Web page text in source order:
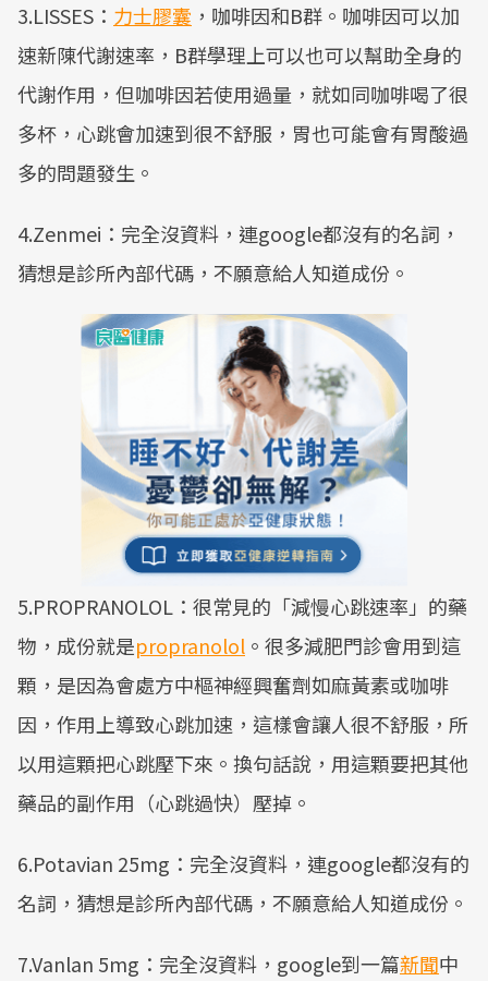
3.LISSES： 力士膠囊 ，咖啡因和B群。咖啡因可以加
速新陳代謝速率，B群學理上可以也可以幫助全身的
代謝作用，但咖啡因若使用過量，就如同咖啡喝了很
多杯，心跳會加速到很不舒服，胃也可能會有胃酸過
多的問題發生。
4.Zenmei：完全沒資料，連google都沒有的名詞，
猜想是診所內部代碼，不願意給人知道成份。
5.PROPRANOLOL：很常見的「減慢心跳速率」的藥
物，成份就是propranolol 。很多減肥門診會用到這
顆，是因為會處方中樞神經興奮劑如麻黃素或咖啡
因，作用上導致心跳加速，這樣會讓人很不舒服，所
以用這顆把心跳壓下來。換句話說，用這顆要把其他
藥品的副作用（心跳過快）壓掉。
6.Potavian 25mg：完全沒資料，連google都沒有的
名詞，猜想是診所內部代碼，不願意給人知道成份。
7.Vanlan 5mg：完全沒資料，google到一篇新聞中